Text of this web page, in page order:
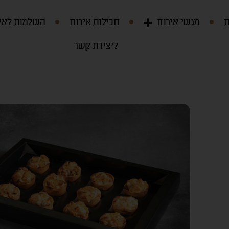
מגשי אירוח חבילות אירוח השלמות
ליצירת קשר